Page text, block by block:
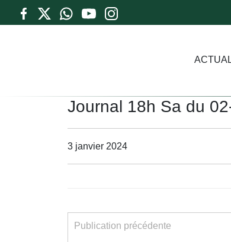
Journal 18h Sa du
3 janvier 2024
Publication précédente